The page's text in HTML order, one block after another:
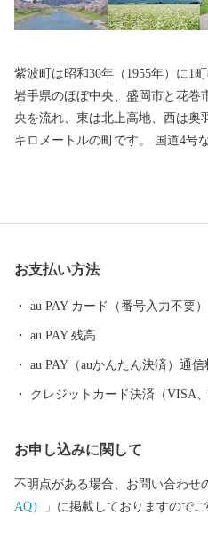
紫波町は昭和30年（1955年）に1
岩手県のほぼ中央、盛岡市と花巻
央を流れ、東は北上高地、西は奥
キロメートルの町です。 国道4号
やブドウ、西部では西洋梨などの
お支払い方法
au PAY カード（番号入力不要）
au PAY 残高
au PAY（auかんたん決済）通
クレジットカード決済（VISA、
お申し込みに関して
不明点がある場合、お問い合わせ
AQ）」 に掲載しておりますのでご